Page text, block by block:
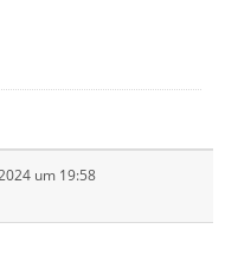
um 19:58